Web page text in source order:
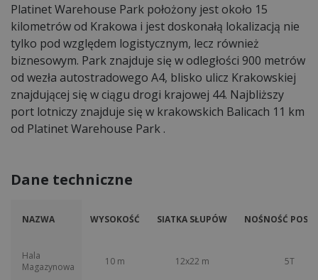
Platinet Warehouse Park położony jest około 15
kilometrów od Krakowa i jest doskonałą lokalizacją nie
tylko pod względem logistycznym, lecz również
biznesowym. Park znajduje się w odległości 900 metrów
od wezła autostradowego A4, blisko ulicz Krakowskiej
znajdującej się w ciągu drogi krajowej 44. Najbliższy
port lotniczy znajduje się w krakowskich Balicach 11 km
od Platinet Warehouse Park .
Dane techniczne
NAZWA WYSOKOŚĆ SIATKA SŁUPÓW NOŚNOŚĆ
Hala
Magazynowa
10 m 12x22 m 5T